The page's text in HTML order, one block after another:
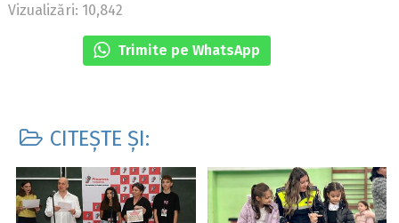
Vizualizări: 10,842
Trimite pe WhatsApp
CITEȘTE ȘI: